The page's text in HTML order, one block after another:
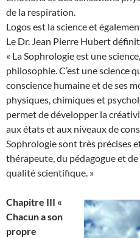
de la respiration.
Logos est la science et
Le Dr. Jean Pierre Hubert
« La Sophrologie est une
philosophie. C’est une science
conscience humaine et de ses
physiques, chimiques et
permet de développer la
aux états et aux niveaux de
Sophrologie sont très précises
thérapeute, du pédagogue et
qualité scientifique. »
Chapitre III «
Chacun a son
propre